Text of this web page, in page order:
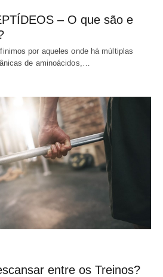
– O que são e
por aqueles onde há múltiplas
de aminoácidos,…
entre os Treinos?